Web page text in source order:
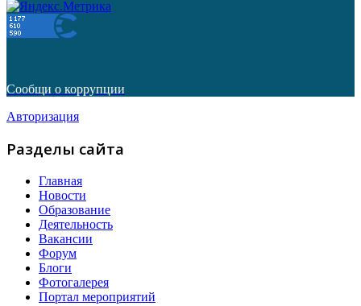
Сообщи о коррупции
Авторизация
Разделы сайта
Главная
Новости
Образование
Деятельность
Вакансии
Форум
Блоги
Фотогалерея
Портал мероприятий